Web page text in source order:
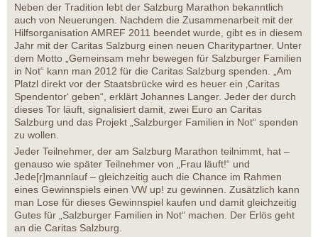
Neben der Tradition lebt der Salzburg Marathon bekanntlich
auch von Neuerungen. Nachdem die Zusammenarbeit mit der
Hilfsorganisation AMREF 2011 beendet wurde, gibt es in diesem
Jahr mit der Caritas Salzburg einen neuen Charitypartner. Unter
dem Motto „Gemeinsam mehr bewegen für Salzburger Familien
in Not“ kann man 2012 für die Caritas Salzburg spenden. „Am
Platzl direkt vor der Staatsbrücke wird es heuer ein ‚Caritas
Spendentor‘ geben“, erklärt Johannes Langer. Jeder der durch
dieses Tor läuft, signalisiert damit, zwei Euro an Caritas
Salzburg und das Projekt „Salzburger Familien in Not“ spenden
zu wollen.
Jeder Teilnehmer, der am Salzburg Marathon teilnimmt, hat –
genauso wie später Teilnehmer von „Frau läuft!“ und
Jede[r]mannlauf – gleichzeitig auch die Chance im Rahmen
eines Gewinnspiels einen VW up! zu gewinnen. Zusätzlich kann
man Lose für dieses Gewinnspiel kaufen und damit gleichzeitig
Gutes für „Salzburger Familien in Not“ machen. Der Erlös geht
an die Caritas Salzburg.